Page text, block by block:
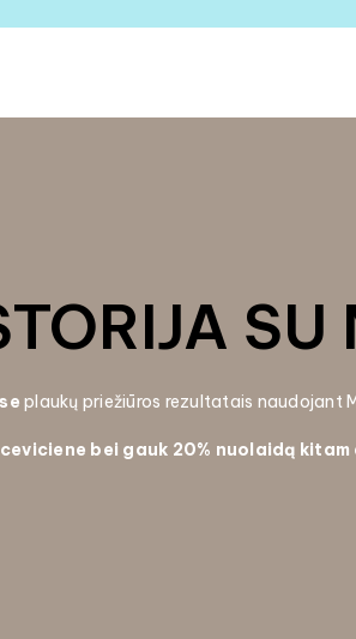
SU
plaukų priežiūros rezultatais naudojant
bei gauk 20% nuolaidą